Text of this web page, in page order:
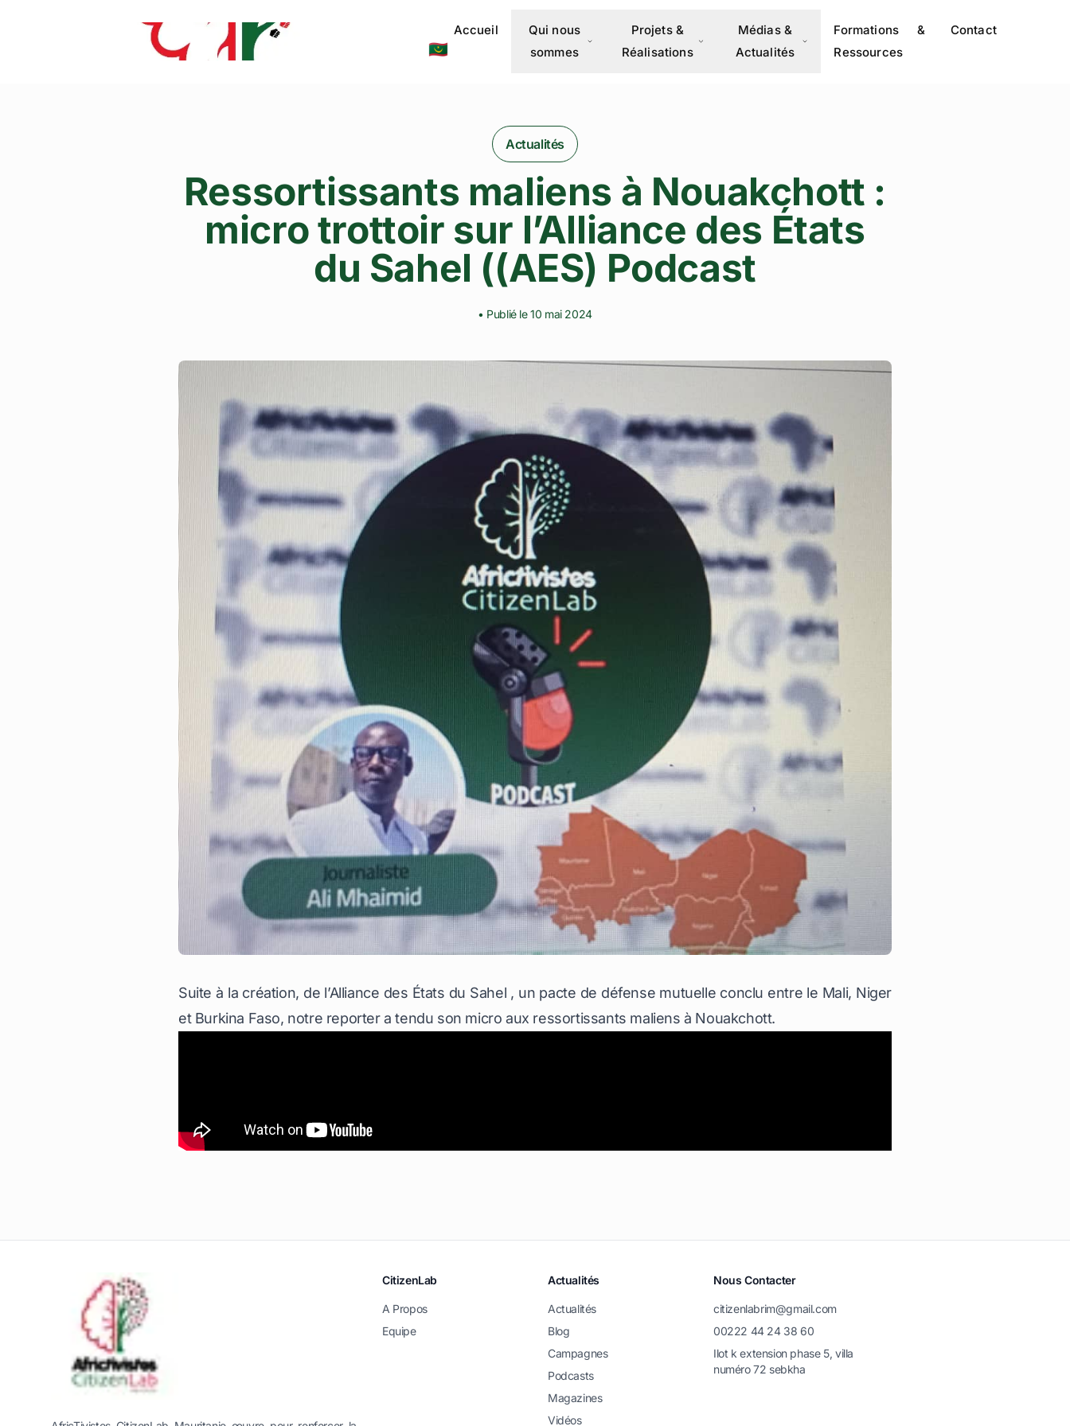
🇲🇷
Accueil
Qui nous
sommes
Projets &
Réalisations
Médias &
Actualités
Formations &
Ressources
Contact
Actualités
Ressortissants maliens à Nouakchott :
micro trottoir sur l’Alliance des États
du Sahel ((AES) Podcast
• Publié le 10 mai 2024
Suite à la création, de l’Alliance des États du Sahel , un pacte de défense mutuelle conclu entre le Mali, Niger
et Burkina Faso, notre reporter a tendu son micro aux ressortissants maliens à Nouakchott.
CitizenLab
A Propos
Equipe
Actualités
Actualités
Blog
Campagnes
Podcasts
Magazines
Vidéos
Nous Contacter
citizenlabrim@gmail.com
00222 44 24 38 60
Ilot k extension phase 5, villa
numéro 72 sebkha